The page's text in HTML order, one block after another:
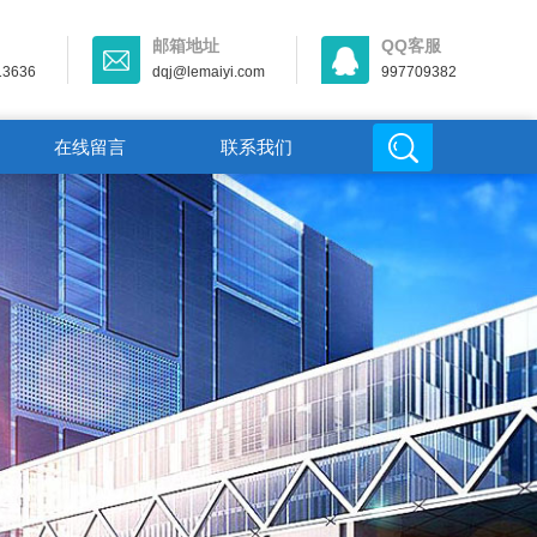
邮箱地址
dqj@lemaiyi.com
QQ客服
997709382
在线留言 联系我们